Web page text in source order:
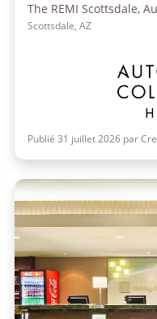
The REMI Scottsdale,
Scottsdale, AZ
Publié 31 juillet 2026 par